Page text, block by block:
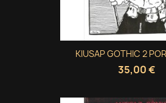
KIUSAP GOTHIC 2
35,00 €